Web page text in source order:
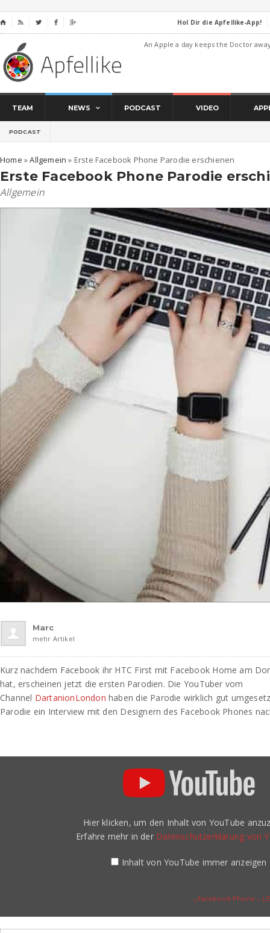
⌂     Hol Dir die Apfellike-App!
An Apple a day keeps the Doctor
TEAM NEWS PODCAST VIDEO
PODCAST
Home »Allgemein » Erste Facebook Phone Parodie erschienen
Erste Facebook Phone Parodie
Allgemein
Marc
mehr Artikel
Kurz nachdem Facebook ihr HTC First mit Facebook Home am
hat, erscheinen jetzt die ersten Parodien. Die YouTuber vom
Channel DartanionLondon haben die Parodie wirklich gut
Parodie ein Interview mit den Designern des Facebook Phones
Hier klicken, um den Inhalt von YouTube
Erfahre mehr in der Datenschutzerklärung von
Inhalt von YouTube immer anzeigen
„Facebook Phone –